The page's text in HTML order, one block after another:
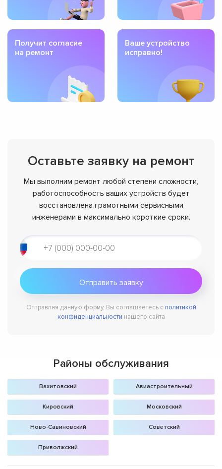
Получит согласие
на ремонт
Ваше устройство
исправно!
Оставьте заявку на ремонт
Мы выполним ремонт любой степени сложности,
работоспособность ваших устройств будет
восстановлена грамотными сервисными
инженерами в максимально короткие сроки.
Отправляя данную форму, Вы соглашаетесь с политикой
конфиденциальности нашего сайта
Районы обслуживания
Вахитовский Авиастроительный
Кировский Московский
Ново-Савиновский Советский
Приволжский